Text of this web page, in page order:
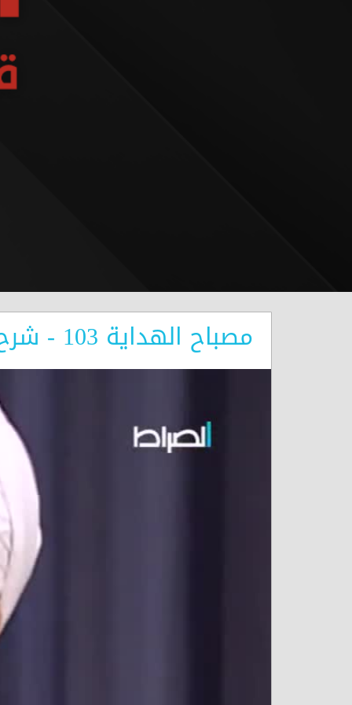
مصباح الهداية 103 - شرح المناجاة الخمسة عشر - وجوب محبة الله تعالى ومراتبها